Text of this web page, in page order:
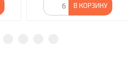
В КОРЗИНУ